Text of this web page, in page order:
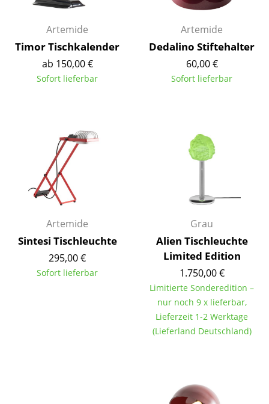
Einzelteile
... alle Sitzmöbel
Beistelltische
Couchtische
Schreibtische
Konferenztische
Stehtische & Stehpulte
Artemide
Timor Tischkalender
ab 150,00 €
Sofort lieferbar
Artemide
Dedalino Stiftehalter
60,00 €
Sofort lieferbar
Artemide
Sintesi Tischleuchte
295,00 €
Sofort lieferbar
Grau
Alien Tischleuchte
Limited Edition
1.750,00 €
Limitierte Sonderedition –
nur noch 9 x lieferbar,
Lieferzeit 1-2 Werktage
(Lieferland Deutschland)